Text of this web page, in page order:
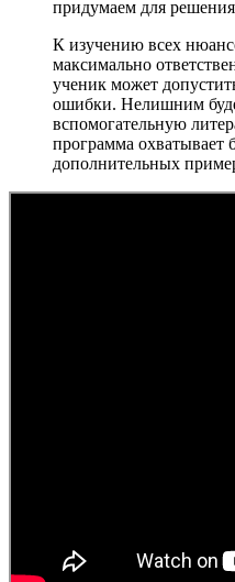
придумаем для
К изучению всех
максимально
ученик может
ошибки. Нелишним
вспомогательную
программа
дополнительных